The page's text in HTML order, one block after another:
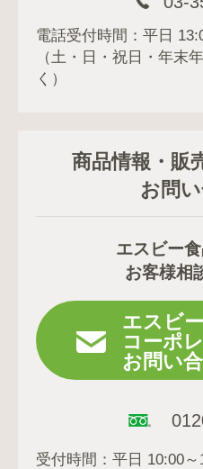
電話受付時間：平日
（土・日・祝日・年末
く）
商品情報・販
お問
エスビー
お客様相
エスビ
コーポ
お問い
受付時間：平日 10:00～